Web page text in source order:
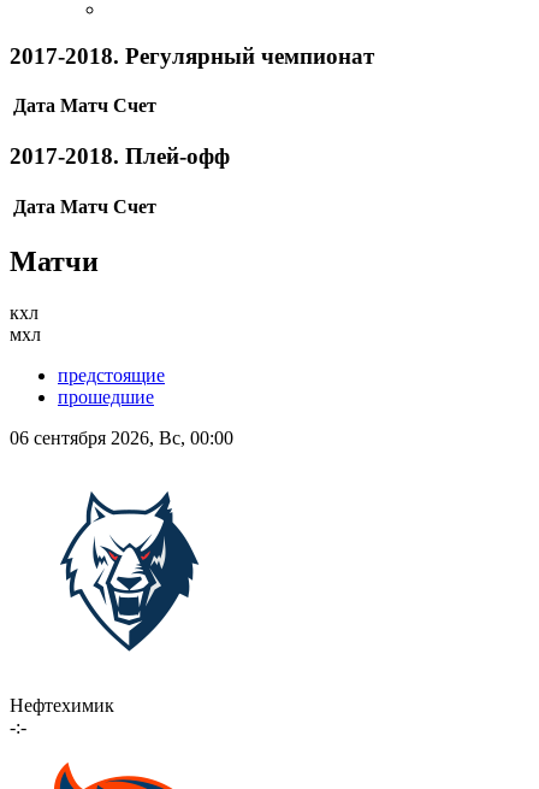
2017-2018. Регулярный чемпионат
Дата Матч Счет
2017-2018. Плей-офф
Дата Матч Счет
Матчи
кхл
мхл
предстоящие
прошедшие
06 сентября 2026, Вс, 00:00
Нефтехимик
-:-